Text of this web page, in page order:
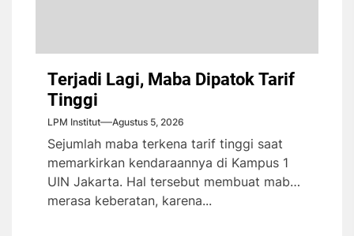
Terjadi Lagi, Maba Dipatok Tarif
Tinggi
LPM Institut Agustus 5, 2026
Sejumlah maba terkena tarif tinggi saat
memarkirkan kendaraannya di Kampus 1
UIN Jakarta. Hal tersebut membuat maba
merasa keberatan, karena...